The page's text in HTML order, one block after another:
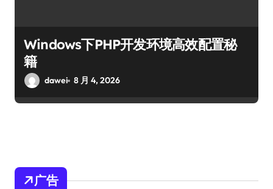
Windows下PHP开发环境高效配置秘
籍
dawei 8 月 4, 2026
广告